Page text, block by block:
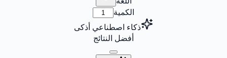
الكمية
ذكاء اصطناعي أذكى
أفضل النتائج